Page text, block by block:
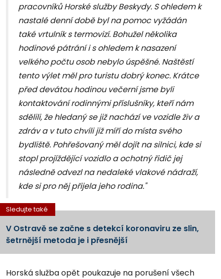
pracovníků Horské služby Beskydy. S ohledem k
nastalé denní době byl na pomoc vyžádán
také vrtulník s termovizí. Bohužel několika
hodinové pátrání i s ohledem k nasazení
velkého počtu osob nebylo úspěšné. Naštěstí
tento výlet měl pro turistu dobrý konec. Krátce
před devátou hodinou večerní jsme byli
kontaktování rodinnými příslušníky, kteří nám
sdělili, že hledaný se již nachází ve vozidle živ a
zdráv a v tuto chvíli již míří do místa svého
bydliště. Pohřešovaný měl dojít na silnici, kde si
stopl projíždějící vozidlo a ochotný řidič jej
následně odvezl na nedaleké vlakové nádraží,
kde si pro něj přijela jeho rodina."
Sledujte také
V Ostravě se začne s detekcí koronaviru ze slin,
šetrnější metoda je i přesnější
Horská služba opět poukazuje na porušení všech